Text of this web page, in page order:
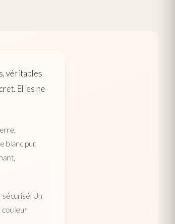
véritables
Elles ne
blanc pur,
Un
couleur